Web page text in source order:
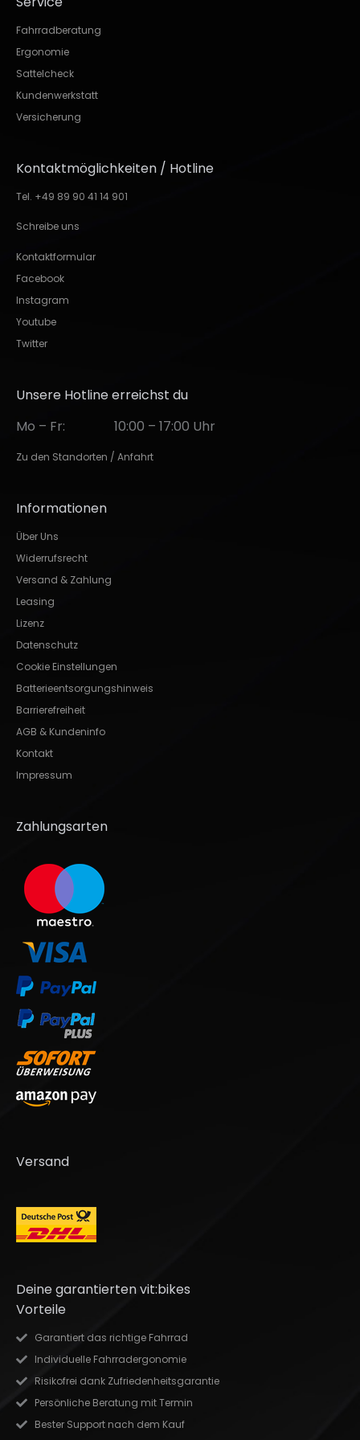
Fahrradberatung
Ergonomie
Sattelcheck
Kundenwerkstatt
Versicherung
Kontaktmöglichkeiten / Hotline
Tel. +49 89 90 41 14 901
Schreibe uns
Kontaktformular
Facebook
Instagram
Youtube
Twitter
Unsere Hotline erreichst du
Mo – Fr:
10:00 – 17:00 Uhr
Zu den Standorten / Anfahrt
Informationen
Über Uns
Widerrufsrecht
Versand & Zahlung
Leasing
Lizenz
Datenschutz
Cookie Einstellungen
Batterieentsorgungshinweis
Barrierefreiheit
AGB & Kundeninfo
Kontakt
Impressum
Zahlungsarten
Versand
Deine garantierten vit:bikes
Vorteile
Garantiert das richtige Fahrrad
Individuelle Fahrradergonomie
Risikofrei dank Zufriedenheitsgarantie
Persönliche Beratung mit Termin
Bester Support nach dem Kauf